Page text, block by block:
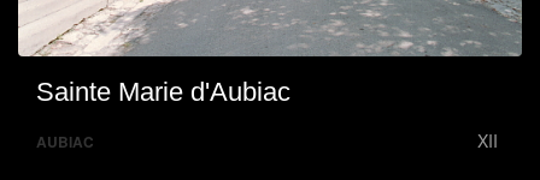
Sainte Marie d'Aubiac
AUBIAC XII